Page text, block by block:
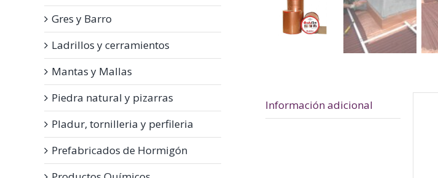
Información adicional
Gres y Barro
Ladrillos y cerramientos
Mantas y Mallas
Piedra natural y pizarras
Pladur, tornilleria y perfileria
Prefabricados de Hormigón